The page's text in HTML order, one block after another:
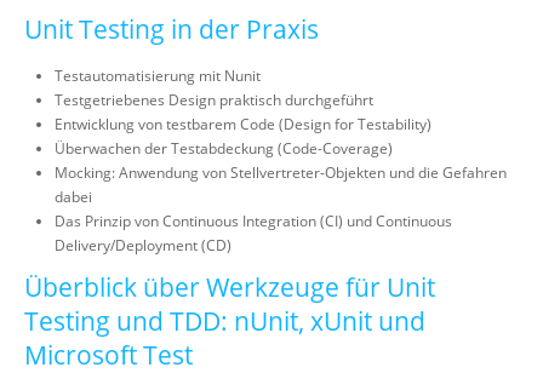
Unit Testing in der Praxis
Testautomatisierung mit Nunit
Testgetriebenes Design praktisch durchgeführt
Entwicklung von testbarem Code (Design for Testability)
Überwachen der Testabdeckung (Code-Coverage)
Mocking: Anwendung von Stellvertreter-Objekten und die Gefahren
dabei
Das Prinzip von Continuous Integration (CI) und Continuous
Delivery/Deployment (CD)
Überblick über Werkzeuge für Unit
Testing und TDD: nUnit, xUnit und
Microsoft Test